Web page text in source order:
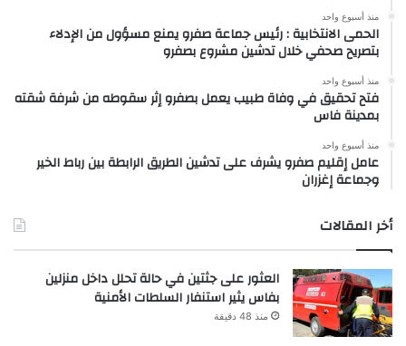
منذ أسبوع واحد
الحمى الانتخابية : رئيس جماعة صفرو يمنع مسؤول من الإدلاء
بتصريح صحفي خلال تدشين مشروع بصفرو
منذ أسبوع واحد
فتح تحقيق في وفاة طبيب يعمل بصفرو إثر سقوطه من شرفة شقته
بمدينة فاس
منذ أسبوع واحد
عامل إقليم صفرو يشرف على تدشين الطريق الرابطة بين رباط الخير
وجماعة إغزران
أخر المقالات
العثور على جثتين في حالة تحلل داخل منزلين
بفاس يثير استنفار السلطات الأمنية
منذ 48 دقيقة